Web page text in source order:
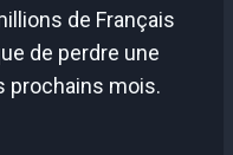
de Français
de perdre une
prochains mois.